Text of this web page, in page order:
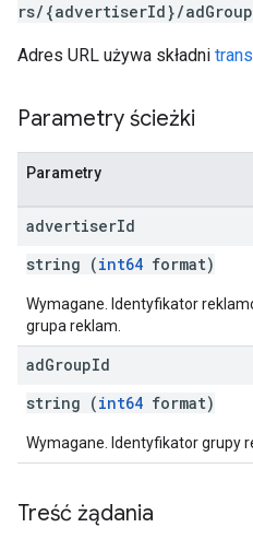
rs/{advertiserId}/
Adres URL używa składni
Parametry ścieżki
Parametry
advertiserId
string (int64 format)
Wymagane. Identyfikator
grupa reklam.
adGroupId
string (int64 format)
Wymagane. Identyfikator grupy
Treść żądania